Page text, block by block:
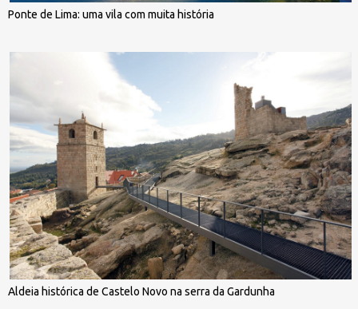
Ponte de Lima: uma vila com muita história
Aldeia histórica de Castelo Novo na serra da Gardunha